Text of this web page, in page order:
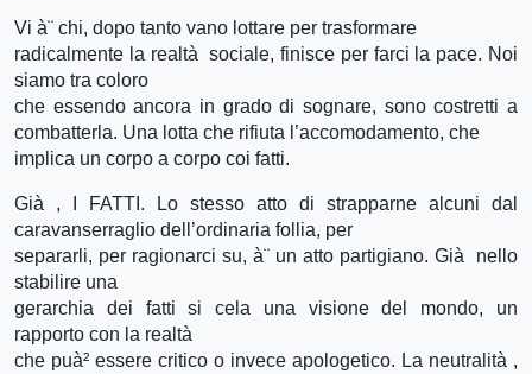
Vi à¨ chi, dopo tanto vano lottare per trasformare
radicalmente la realtà sociale, finisce per farci la pace. Noi
siamo tra coloro
che essendo ancora in grado di sognare, sono costretti a
combatterla. Una lotta che rifiuta l’accomodamento, che
implica un corpo a corpo coi fatti.
Già , I FATTI. Lo stesso atto di strapparne alcuni dal
caravanserraglio dell’ordinaria follia, per
separarli, per ragionarci su, à¨ un atto partigiano. Già nello
stabilire una
gerarchia dei fatti si cela una visione del mondo, un
rapporto con la realtà
che puà² essere critico o invece apologetico. La neutralità ,